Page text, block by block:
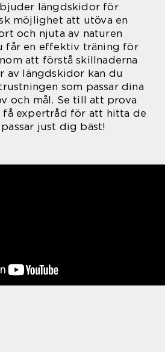
längdskidor för
möjlighet att utöva en
och njuta av naturen
får en effektiv träning för
att förstå skillnaderna
av längdskidor kan du
som passar dina
och mål. Se till att prova
få expertråd för att hitta de
just dig bäst!